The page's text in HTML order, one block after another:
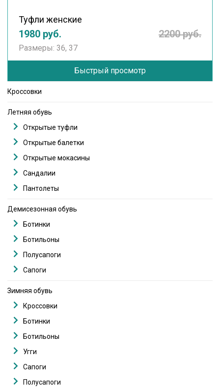
Туфли женские
1980 руб. 2200 руб.
Размеры: 36, 37
Быстрый просмотр
Кроссовки
Летняя обувь
Открытые туфли
Открытые балетки
Открытые мокасины
Сандалии
Пантолеты
Демисезонная обувь
Ботинки
Ботильоны
Полусапоги
Сапоги
Зимняя обувь
Кроссовки
Ботинки
Ботильоны
Угги
Сапоги
Полусапоги